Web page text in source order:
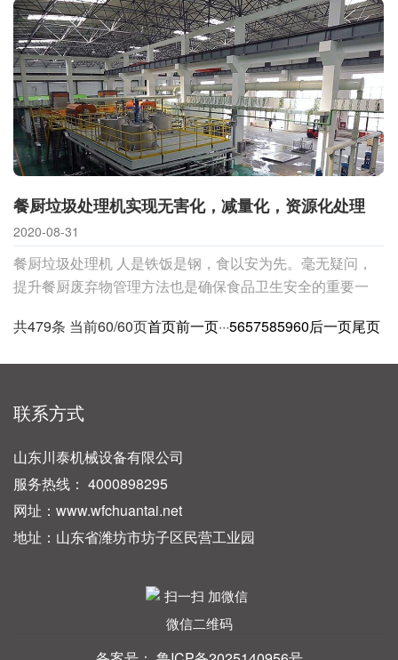
解决以后在开展消
餐厨垃圾处理机实现无害化，减量化，资源化处理
2020-08-31
餐厨垃圾处理机 人是铁饭是钢，食以安为先。毫无疑问，
提升餐厨废弃物管理方法也是确保食品卫生安全的重要一
废弃物的规范管理，清
共479条 当前60/60页首页前一页···5657585960后一页尾页
联系方式
山东川泰机械设备有限公司
服务热线： 4000898295
网址：www.wfchuantai.net
地址：山东省潍坊市坊子区民营工业园
微信二维码